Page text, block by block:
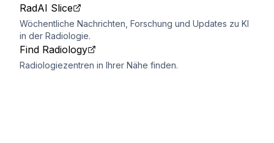
RadAI Slice
Wöchentliche Nachrichten, Forschung und Updates zu KI
in der Radiologie.
Find Radiology
Radiologiezentren in Ihrer Nähe finden.